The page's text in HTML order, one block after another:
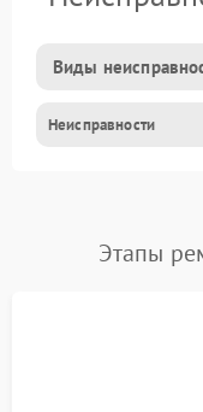
Виды
Неисправности
Этапы